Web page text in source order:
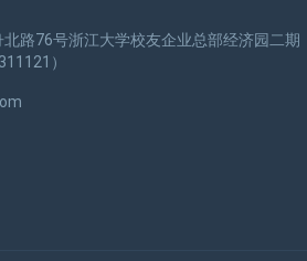
路76号浙江大学校友企业总部经济园二期
）